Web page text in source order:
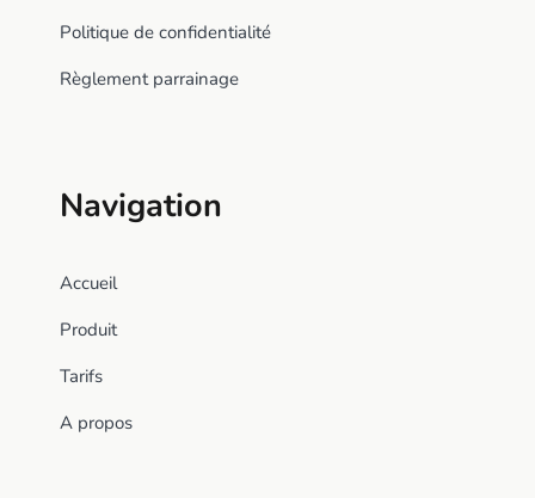
Politique de confidentialité
Règlement parrainage
Navigation
Accueil
Produit
Tarifs
A propos